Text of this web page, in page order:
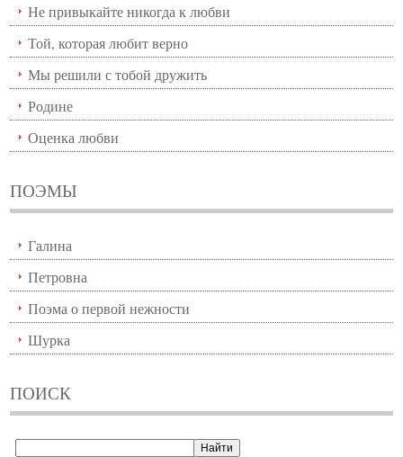
Не привыкайте никогда к любви
Той, которая любит верно
Мы решили с тобой дружить
Родине
Оценка любви
ПОЭМЫ
Галина
Петровна
Поэма о первой нежности
Шурка
ПОИСК